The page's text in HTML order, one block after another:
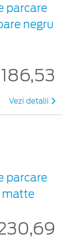
parcare
negru
Vezi detalii
parcare
matte